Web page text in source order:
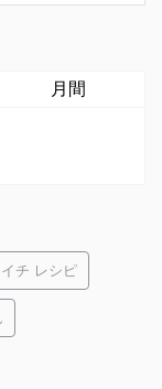
月間
チ レシピ